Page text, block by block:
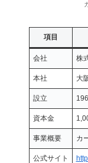
項目
会社 株
本社 大
設立
資本金
事業概要 カ
公式サイト